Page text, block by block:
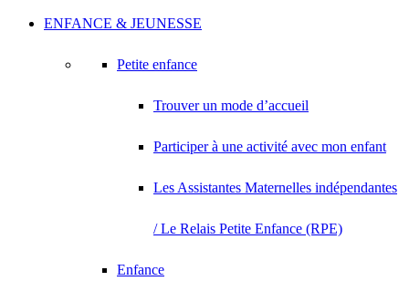
ENFANCE & JEUNESSE
Petite enfance
Trouver un mode d’accueil
Participer à une activité avec mon enfant
Les Assistantes Maternelles indépendantes
/ Le Relais Petite Enfance (RPE)
Enfance